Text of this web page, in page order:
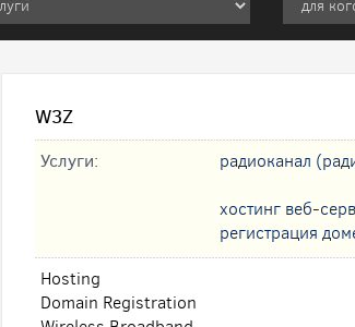
W3Z
Услуги: радиоканал
хостинг веб-
регистрация
Hosting
Domain Registration